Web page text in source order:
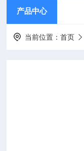
产品中心
当前位置：首页